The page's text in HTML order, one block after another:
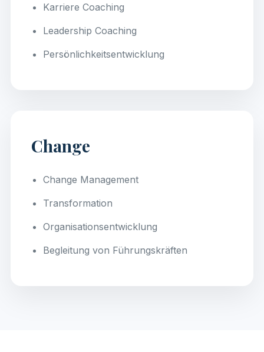
Karriere Coaching
Leadership Coaching
Persönlichkeitsentwicklung
Change
Change Management
Transformation
Organisationsentwicklung
Begleitung von Führungskräften